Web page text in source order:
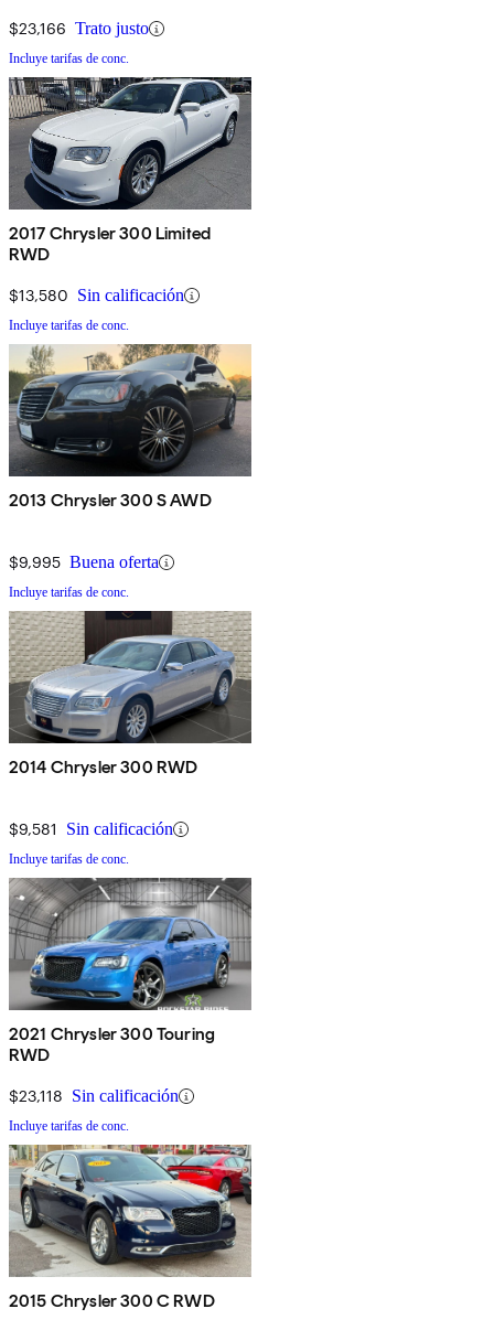
$23,166 Trato justo
Incluye tarifas de conc.
2017 Chrysler 300 Limited
RWD
$13,580 Sin calificación
Incluye tarifas de conc.
2013 Chrysler 300 S AWD
$9,995 Buena oferta
Incluye tarifas de conc.
2014 Chrysler 300 RWD
$9,581 Sin calificación
Incluye tarifas de conc.
2021 Chrysler 300 Touring
RWD
$23,118 Sin calificación
Incluye tarifas de conc.
2015 Chrysler 300 C RWD